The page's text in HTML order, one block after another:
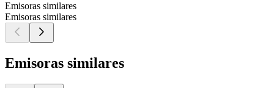
Emisoras similares
Emisoras similares
Emisoras similares